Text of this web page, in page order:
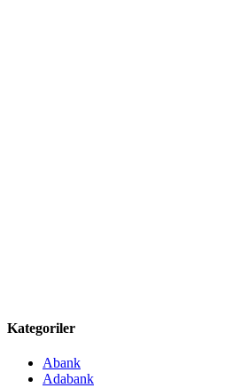
Kategoriler
Abank
Adabank